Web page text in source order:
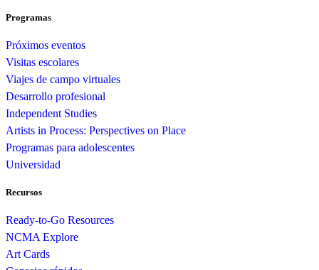
Programas
Próximos eventos
Visitas escolares
Viajes de campo virtuales
Desarrollo profesional
Independent Studies
Artists in Process: Perspectives on Place
Programas para adolescentes
Universidad
Recursos
Ready-to-Go Resources
NCMA Explore
Art Cards